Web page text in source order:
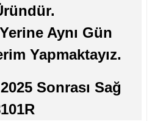
Aynı Gün
Yapmaktayız.
Sonrası Sağ